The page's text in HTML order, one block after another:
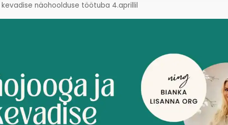
näohoolduse töötuba 4.aprillil